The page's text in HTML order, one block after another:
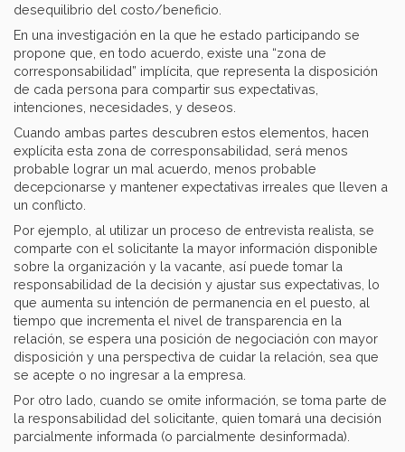
desequilibrio del costo/beneficio.
En una investigación en la que he estado participando se
propone que, en todo acuerdo, existe una “zona de
corresponsabilidad” implícita, que representa la disposición
de cada persona para compartir sus expectativas,
intenciones, necesidades, y deseos.
Cuando ambas partes descubren estos elementos, hacen
explícita esta zona de corresponsabilidad, será menos
probable lograr un mal acuerdo, menos probable
decepcionarse y mantener expectativas irreales que lleven a
un conflicto.
Por ejemplo, al utilizar un proceso de entrevista realista, se
comparte con el solicitante la mayor información disponible
sobre la organización y la vacante, así puede tomar la
responsabilidad de la decisión y ajustar sus expectativas, lo
que aumenta su intención de permanencia en el puesto, al
tiempo que incrementa el nivel de transparencia en la
relación, se espera una posición de negociación con mayor
disposición y una perspectiva de cuidar la relación, sea que
se acepte o no ingresar a la empresa.
Por otro lado, cuando se omite información, se toma parte de
la responsabilidad del solicitante, quien tomará una decisión
parcialmente informada (o parcialmente desinformada).